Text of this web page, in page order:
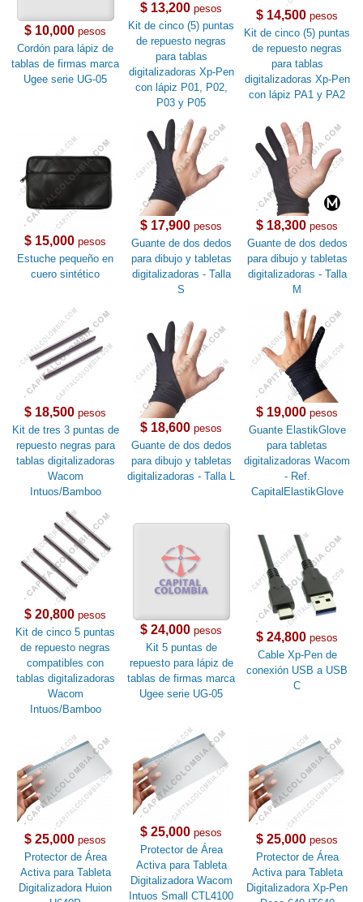
$ 10,000 pesos
Cordón para lápiz de
tablas de firmas marca
Ugee serie UG-05
$ 13,200 pesos
Kit de cinco (5) puntas
de repuesto negras
para tablas
digitalizadoras Xp-Pen
con lápiz P01, P02,
P03 y P05
$ 14,500 pesos
Kit de cinco (5) puntas
de repuesto negras
para tablas
digitalizadoras Xp-Pen
con lápiz PA1 y PA2
$ 15,000 pesos
Estuche pequeño en
cuero sintético
$ 17,900 pesos
Guante de dos dedos
para dibujo y tabletas
digitalizadoras - Talla
S
$ 18,300 pesos
Guante de dos dedos
para dibujo y tabletas
digitalizadoras - Talla
M
$ 18,500 pesos
Kit de tres 3 puntas de
repuesto negras para
tablas digitalizadoras
Wacom
Intuos/Bamboo
$ 18,600 pesos
Guante de dos dedos
para dibujo y tabletas
digitalizadoras - Talla L
$ 19,000 pesos
Guante ElastikGlove
para tabletas
digitalizadoras Wacom
- Ref.
CapitalElastikGlove
$ 20,800 pesos
Kit de cinco 5 puntas
de repuesto negras
compatibles con
tablas digitalizadoras
Wacom
Intuos/Bamboo
$ 24,000 pesos
Kit 5 puntas de
repuesto para lápiz de
tablas de firmas marca
Ugee serie UG-05
$ 24,800 pesos
Cable Xp-Pen de
conexión USB a USB
C
$ 25,000 pesos
Protector de Área
Activa para Tableta
Digitalizadora Huion
$ 25,000 pesos
Protector de Área
Activa para Tableta
Digitalizadora Wacom
Intuos Small CTL4100
$ 25,000 pesos
Protector de Área
Activa para Tableta
Digitalizadora Xp-Pen